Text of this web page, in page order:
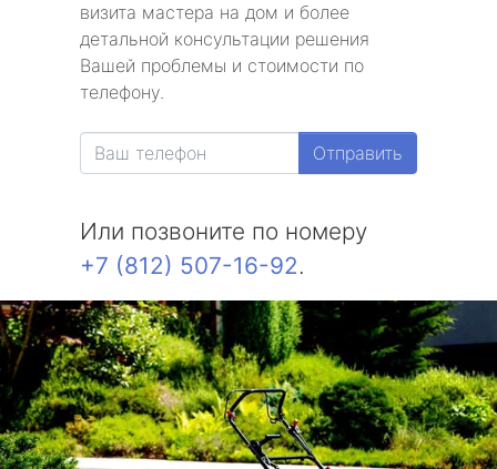
визита мастера на дом и более
детальной консультации решения
Вашей проблемы и стоимости по
телефону.
Отправить
Или позвоните по номеру
+7 (812) 507-16-92.